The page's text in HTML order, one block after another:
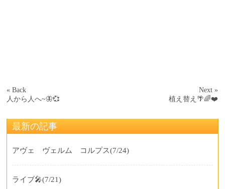
« Back
人から人へ~🦋💞
Next »
植え替え🌴🌈❤️
最新の記事
アヴェ ヴェルム コルプス(7/24)
ライブ🎤(7/21)